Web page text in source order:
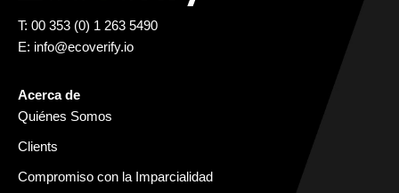
T: 00 353 (0) 1 263 5490
E: info@ecoverify.io
Acerca de
Quiénes Somos
Clients
Compromiso con la Imparcialidad